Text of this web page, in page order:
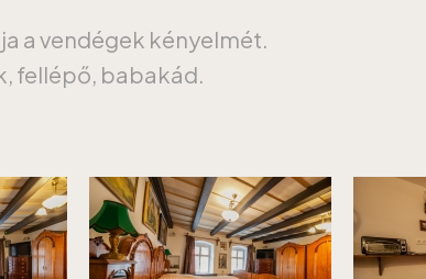
a vendégek kényelmét.
fellépő, babakád.